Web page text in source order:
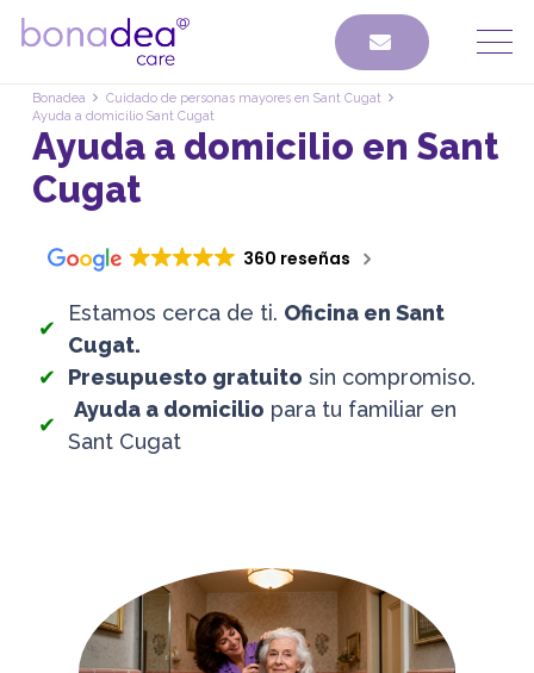
Bonadea
Cuidado de personas mayores en Sant Cugat
Ayuda a domicilio Sant Cugat
Ayuda a domicilio en Sant
Cugat
360 reseñas
Estamos cerca de ti. Oficina en Sant
Cugat.
Presupuesto gratuito sin compromiso.
Ayuda a domicilio para tu familiar en
Sant Cugat